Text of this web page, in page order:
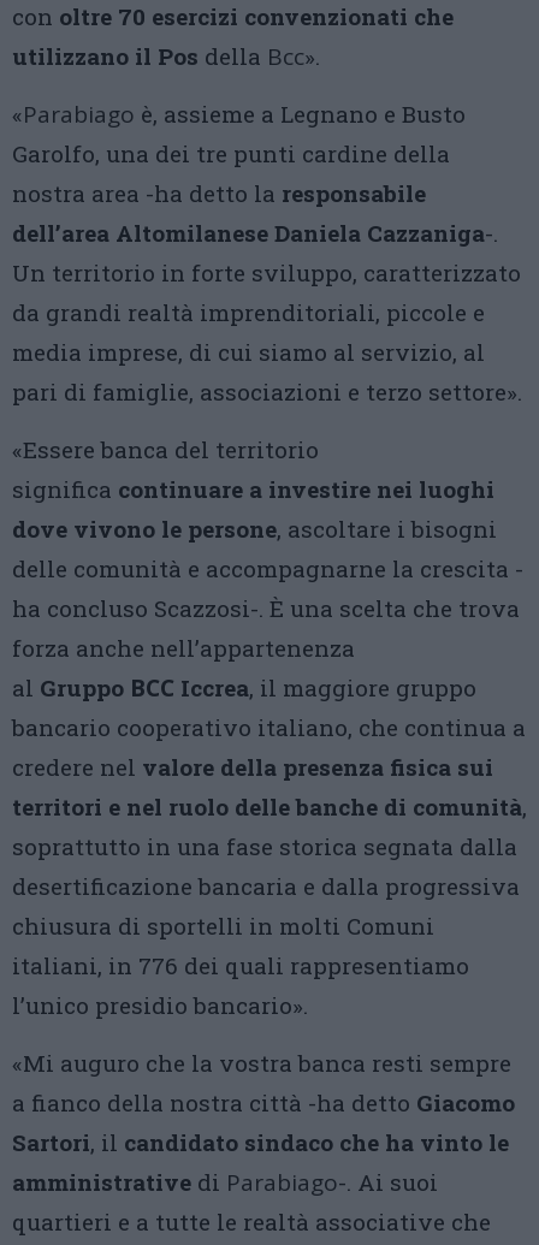
con oltre 70 esercizi convenzionati che
utilizzano il Pos della Bcc».
«Parabiago è, assieme a Legnano e Busto
Garolfo, una dei tre punti cardine della
nostra area -ha detto la responsabile
dell’area Altomilanese Daniela Cazzaniga-.
Un territorio in forte sviluppo, caratterizzato
da grandi realtà imprenditoriali, piccole e
media imprese, di cui siamo al servizio, al
pari di famiglie, associazioni e terzo settore».
«Essere banca del territorio
significa continuare a investire nei luoghi
dove vivono le persone, ascoltare i bisogni
delle comunità e accompagnarne la crescita -
ha concluso Scazzosi-. È una scelta che trova
forza anche nell’appartenenza
al Gruppo BCC Iccrea, il maggiore gruppo
bancario cooperativo italiano, che continua a
credere nel valore della presenza fisica sui
territori e nel ruolo delle banche di comunità,
soprattutto in una fase storica segnata dalla
desertificazione bancaria e dalla progressiva
chiusura di sportelli in molti Comuni
italiani, in 776 dei quali rappresentiamo
l’unico presidio bancario».
«Mi auguro che la vostra banca resti sempre
a fianco della nostra città -ha detto Giacomo
Sartori, il candidato sindaco che ha vinto le
amministrative di Parabiago-. Ai suoi
quartieri e a tutte le realtà associative che